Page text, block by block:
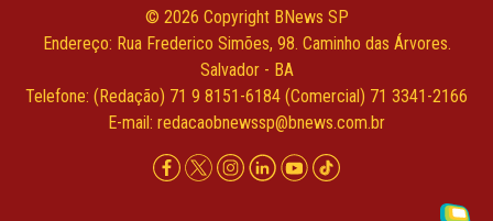
© 2026 Copyright BNews SP
Endereço: Rua Frederico Simões, 98. Caminho das Árvores.
Salvador - BA
Telefone: (Redação) 71 9 8151-6184 (Comercial) 71 3341-2166
E-mail: redacaobnewssp@bnews.com.br